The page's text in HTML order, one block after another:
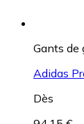
Gants de
Adidas
Dès